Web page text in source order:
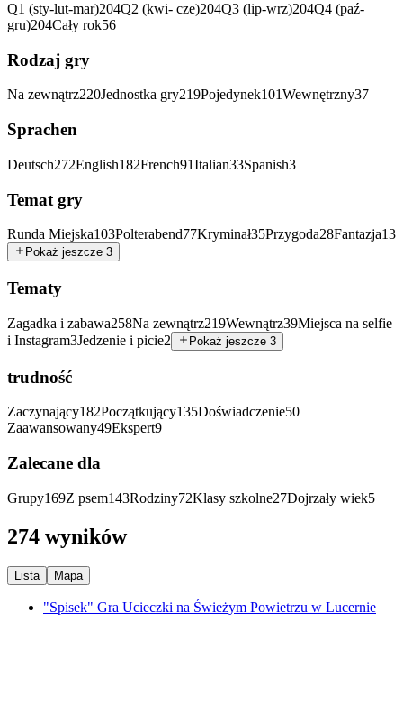
Q1 (sty-lut-mar)204Q2 (kwi- cze)204Q3 (lip-wrz)204Q4 (paź-
gru)204Cały rok56
Rodzaj gry
Na zewnątrz220Jednostka gry219Pojedynek101Wewnętrzny37
Sprachen
Deutsch272English182French91Italian33Spanish3
Temat gry
Runda Miejska103Polterabend77Kryminał35Przygoda28Fantazja13
Pokaż jeszcze 3
Tematy
Zagadka i zabawa258Na zewnątrz219Wewnątrz39Miejsca na selfie
i Instagram3Jedzenie i picie2 Pokaż jeszcze 3
trudność
Zaczynający182Początkujący135Doświadczenie50
Zaawansowany49Ekspert9
Zalecane dla
Grupy169Z psem143Rodziny72Klasy szkolne27Dojrzały wiek5
274 wyników
Lista Mapa
"Spisek" Gra Ucieczki na Świeżym Powietrzu w Lucernie